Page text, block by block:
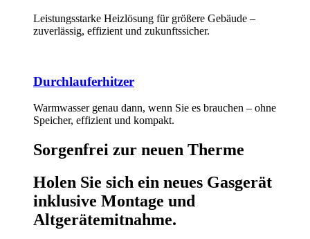
Leistungsstarke Heizlösung für größere Gebäude –
zuverlässig, effizient und zukunftssicher.
Durchlauferhitzer
Warmwasser genau dann, wenn Sie es brauchen – ohne
Speicher, effizient und kompakt.
Sorgenfrei zur neuen Therme
Holen Sie sich ein neues Gasgerät
inklusive Montage und
Altgerätemitnahme.